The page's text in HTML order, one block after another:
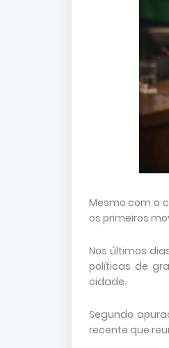
Mesmo com o
os primeiros
Nos últimos
políticas de
cidade.
Segundo
recente que